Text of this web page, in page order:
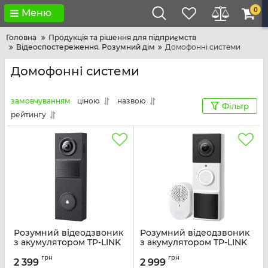
Меню 0
Головна
Продукція та рішення для підприємств
Відеоспостереження. Розумний дім
Домофонні системи
Домофонні системи
замовчуванням ціною
назвою
рейтингу
Фільтр
Розумний відеодзвоник
з акумулятором TP-LINK
Артикул:
2 399 грн
Розумний відеодзвоник
з акумулятором TP-LINK
Артикул:
2 999 грн